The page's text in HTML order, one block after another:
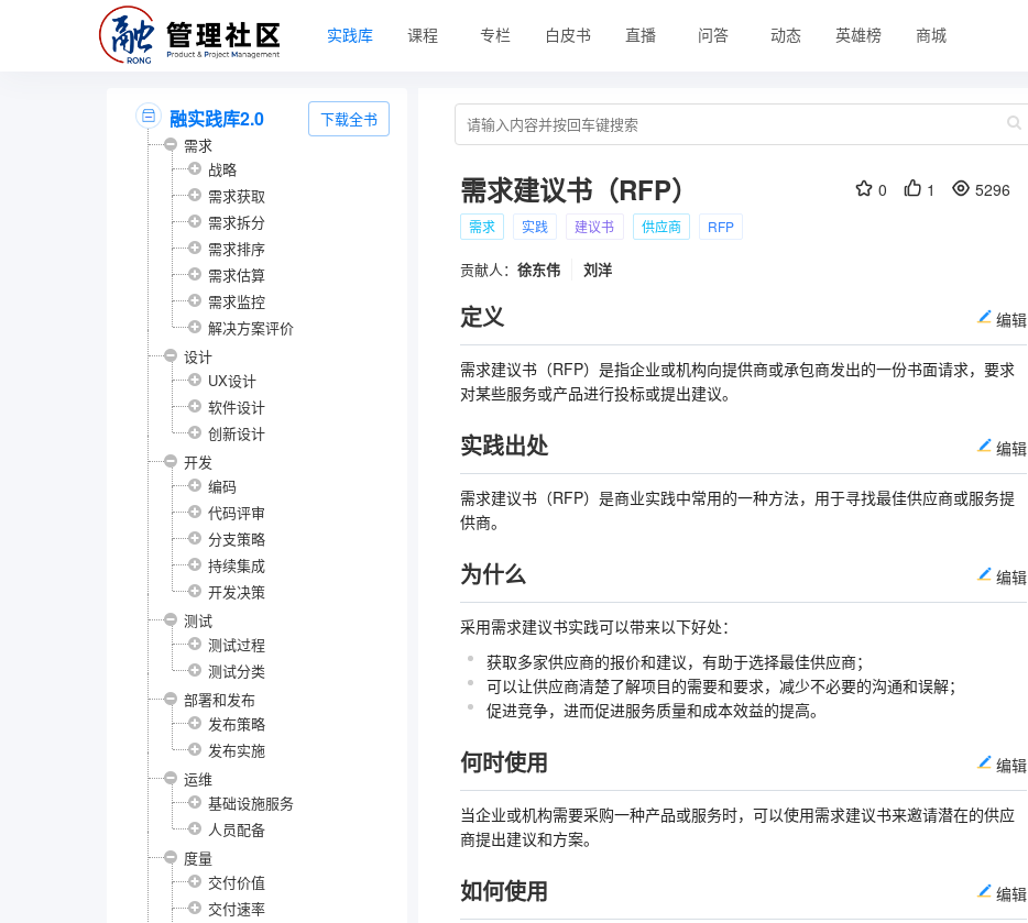
实践库 课程 专栏 白皮书 直播 问答 动态 英雄榜 商城
下载全书
融实践库2.0
需求
战略
需求获取
需求拆分
需求排序
需求估算
需求监控
解决方案评价
设计
UX设计
软件设计
创新设计
开发
编码
代码评审
分支策略
持续集成
开发决策
测试
测试过程
测试分类
部署和发布
发布策略
发布实施
运维
基础设施服务
人员配备
度量
交付价值
交付速率
需求建议书（RFP） 0 1 5296
需求 实践 建议书 供应商 RFP
贡献人： 徐东伟 刘洋
定义 编辑
需求建议书（RFP）是指企业或机构向提供商或承包商发出的一份书面请求，要求
对某些服务或产品进行投标或提出建议。
实践出处 编辑
需求建议书（RFP）是商业实践中常用的一种方法，用于寻找最佳供应商或服务提
供商。
为什么 编辑
采用需求建议书实践可以带来以下好处：
获取多家供应商的报价和建议，有助于选择最佳供应商；
可以让供应商清楚了解项目的需要和要求，减少不必要的沟通和误解；
促进竞争，进而促进服务质量和成本效益的提高。
何时使用 编辑
当企业或机构需要采购一种产品或服务时，可以使用需求建议书来邀请潜在的供应
商提出建议和方案。
如何使用 编辑